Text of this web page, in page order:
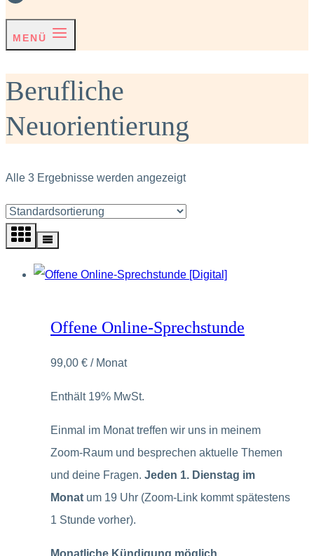
MENÜ
Berufliche
Neuorientierung
Alle 3 Ergebnisse werden angezeigt
Offene Online-Sprechstunde
99,00 € / Monat
Enthält 19% MwSt.
Einmal im Monat treffen wir uns in meinem
Zoom-Raum und besprechen aktuelle Themen
und deine Fragen. Jeden 1. Dienstag im
Monat um 19 Uhr (Zoom-Link kommt spätestens
1 Stunde vorher).
Monatliche Kündigung möglich.